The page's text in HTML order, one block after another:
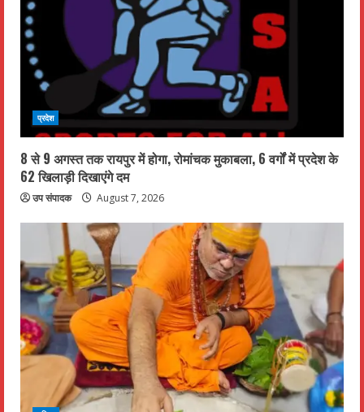
प्रदेश
8 से 9 अगस्त तक रायपुर में होगा, रोमांचक मुकाबला, 6 वर्गों में प्रदेश के
62 खिलाड़ी दिखाएंगे दम
उप संपादक August 7, 2026